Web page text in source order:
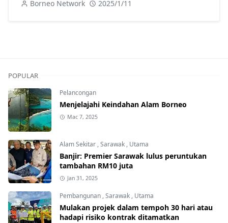
Borneo Network 2025/1/11
POPULAR
Pelancongan
Menjelajahi Keindahan Alam Borneo
Mac 7, 2025
Alam Sekitar ,Sarawak , Utama
Banjir: Premier Sarawak lulus peruntukan
tambahan RM10 juta
Jan 31, 2025
Pembangunan ,Sarawak , Utama
Mulakan projek dalam tempoh 30 hari atau
hadapi risiko kontrak ditamatkan